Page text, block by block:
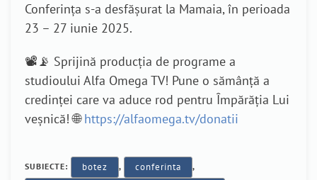
Conferința s-a desfășurat la Mamaia, în perioada
23 – 27 iunie 2025.
📽️📡 Sprijină producția de programe a
studioului Alfa Omega TV! Pune o sămânță a
credinței care va aduce rod pentru Împărăția Lui
veșnică! 🌐https://alfaomega.tv/donatii
SUBIECTE: botez , conferinta ,